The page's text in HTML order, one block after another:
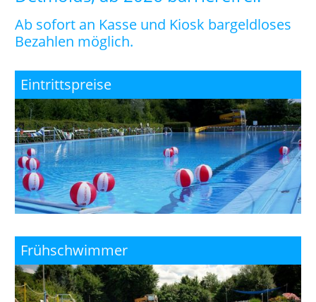
Ab sofort an Kasse und Kiosk bargeldloses
Bezahlen möglich.
Eintrittspreise
Frühschwimmer